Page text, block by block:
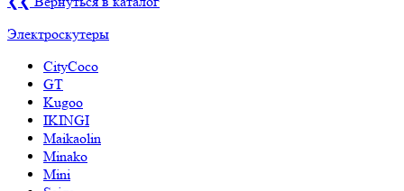
Электроскутеры
CityCoco
GT
Kugoo
IKINGI
Maikaolin
Minako
Mini